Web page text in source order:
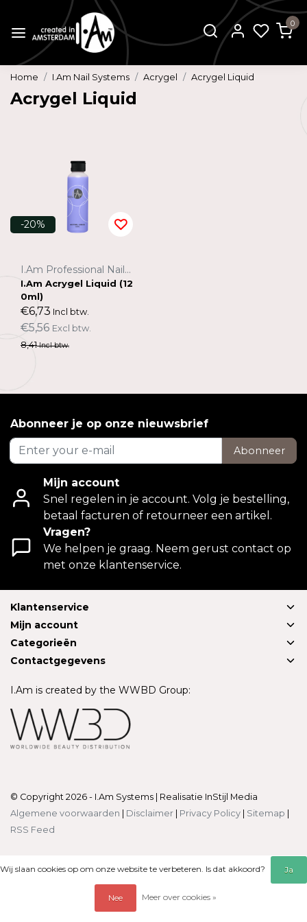
0
Home I.Am Nail Systems Acrygel Acrygel Liquid
Acrygel Liquid
-20%
I.Am Professional Nail Systems
I.Am Acrygel Liquid (12
0ml)
€6,73 Incl btw.
€5,56 Excl btw.
8,41Incl btw.
Abonneer je op onze nieuwsbrief
Abonneer
Mijn account
Snel regelen in je account. Volg je bestelling,
betaal facturen of retourneer een artikel.
Vragen?
We helpen je graag. Neem gerust contact op
met onze klantenservice.
Klantenservice
Mijn account
Categorieën
Contactgegevens
I.Am is created by the WWBD Group:
© Copyright 2026 - I.Am Systems | Realisatie InStijl Media
Algemene voorwaarden
Disclaimer Privacy Policy Sitemap
RSS Feed
Wij slaan cookies op om onze website te verbeteren. Is dat akkoord? Ja
Nee Meer over cookies »